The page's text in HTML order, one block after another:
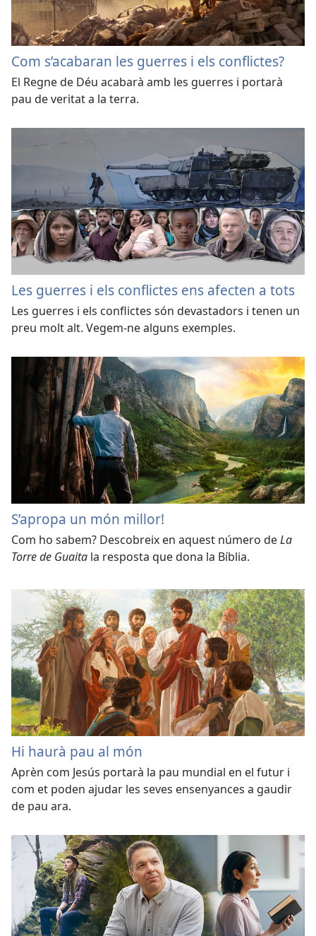
Com s’acabaran les guerres i els conflictes?
El Regne de Déu acabarà amb les guerres i portarà
pau de veritat a la terra.
Les guerres i els conflictes ens afecten a tots
Les guerres i els conflictes són devastadors i tenen un
preu molt alt. Vegem-ne alguns exemples.
S’apropa un món millor!
Com ho sabem? Descobreix en aquest número deLa
Torre de Guaita la resposta que dona la Bíblia.
Hi haurà pau al món
Aprèn com Jesús portarà la pau mundial en el futur i
com et poden ajudar les seves ensenyances a gaudir
de pau ara.